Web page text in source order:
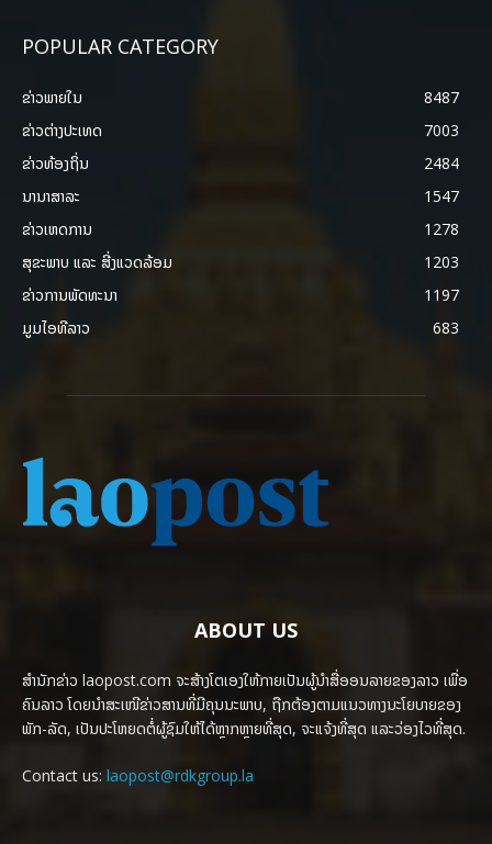
POPULAR CATEGORY
ຂ່າວພາຍ​ໃນ
8487
ຂ່າວຕ່າງປະເທດ
7003
ຂ່າວທ້ອງຖິ່ນ
2484
ນານາສາລະ
1547
ຂ່າວເຫດການ
1278
ສຸຂະພາບ ແລະ ສີ່ງແວດລ້ອມ
1203
ຂ່າວການພັດທະນາ
1197
ມູມໄອທີລາວ
683
ABOUT US
ສຳນັກຂ່າວ laopost.com ຈະສ້າງໂຕເອງໃຫ້ກາຍເປັນຜູ້ນຳສື່ອອນລາຍຂອງລາວ ເພື່ອ
ຄົນລາວ ໂດຍນຳສະເໜີຂ່າວສານທີ່ມີຄຸນນະພາບ, ຖືກຕ້ອງຕາມແນວທາງນະໂຍບາຍຂອງ
ພັກ-ລັດ, ເປັນປະໂຫຍດຕໍ່ຜູ້ຊົມໃຫ້ໄດ້ຫຼາກຫຼາຍທີ່ສຸດ, ຈະແຈ້ງທີ່ສຸດ ແລະວ່ອງໄວທີ່ສຸດ.
Contact us: laopost@rdkgroup.la